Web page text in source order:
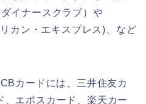
イナースクラブ）や
カン・エキスプレス)、など
カードには、三井住友カ
、エポスカード、楽天カー